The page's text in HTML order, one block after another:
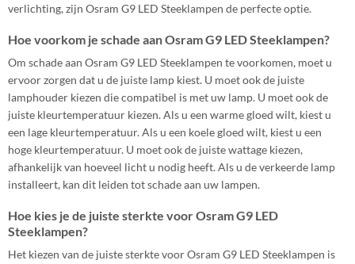
verlichting, zijn Osram G9 LED Steeklampen de perfecte optie.
Hoe voorkom je schade aan Osram G9 LED Steeklampen?
Om schade aan Osram G9 LED Steeklampen te voorkomen, moet u
ervoor zorgen dat u de juiste lamp kiest. U moet ook de juiste
lamphouder kiezen die compatibel is met uw lamp. U moet ook de
juiste kleurtemperatuur kiezen. Als u een warme gloed wilt, kiest u
een lage kleurtemperatuur. Als u een koele gloed wilt, kiest u een
hoge kleurtemperatuur. U moet ook de juiste wattage kiezen,
afhankelijk van hoeveel licht u nodig heeft. Als u de verkeerde lamp
installeert, kan dit leiden tot schade aan uw lampen.
Hoe kies je de juiste sterkte voor Osram G9 LED
Steeklampen?
Het kiezen van de juiste sterkte voor Osram G9 LED Steeklampen is